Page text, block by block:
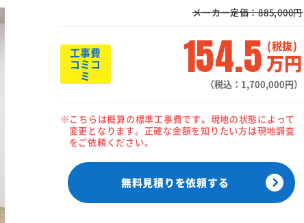
メーカー定価：885,000円
工事費
コミコ
ミ
154.5万円
（税込：1,700,000円）
こちらは概算の標準工事費です。現地の状態によって
変更となります。正確な金額を知りたい方は現地調査
をご依頼ください。
無料見積りを依頼する